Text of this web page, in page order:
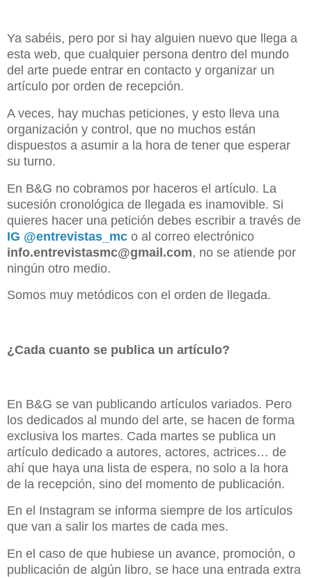
Ya sabéis, pero por si hay alguien nuevo que llega a
esta web, que cualquier persona dentro del mundo
del arte puede entrar en contacto y organizar un
artículo por orden de recepción.
A veces, hay muchas peticiones, y esto lleva una
organización y control, que no muchos están
dispuestos a asumir a la hora de tener que esperar
su turno.
En B&G no cobramos por haceros el artículo. La
sucesión cronológica de llegada es inamovible. Si
quieres hacer una petición debes escribir a través de
IG @entrevistas_mc o al correo electrónico
info.entrevistasmc@gmail.com, no se atiende por
ningún otro medio.
Somos muy metódicos con el orden de llegada.
¿Cada cuanto se publica un artículo?
En B&G se van publicando artículos variados. Pero
los dedicados al mundo del arte, se hacen de forma
exclusiva los martes. Cada martes se publica un
artículo dedicado a autores, actores, actrices… de
ahí que haya una lista de espera, no solo a la hora
de la recepción, sino del momento de publicación.
En el Instagram se informa siempre de los artículos
que van a salir los martes de cada mes.
En el caso de que hubiese un avance, promoción, o
publicación de algún libro, se hace una entrada extra